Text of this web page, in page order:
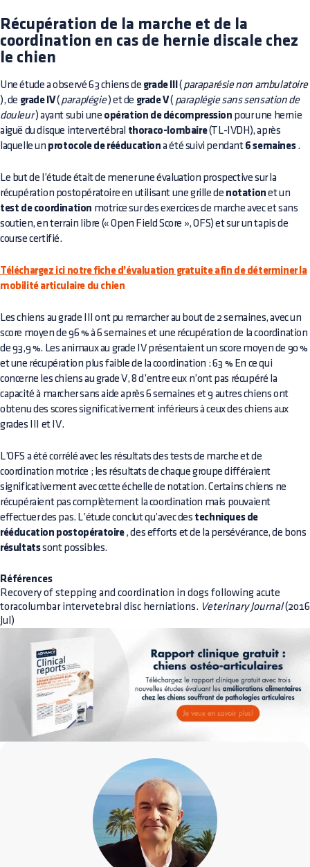
Récupération de la marche et de la
coordination en cas de hernie discale chez
le chien
Une étude a observé 63 chiens de grade III ( paraparésie non ambulatoire
), de grade IV( paraplégie) et de grade V( paraplégie sans sensation de
douleur) ayant subi une opération de décompression pour une hernie
aiguë du disque intervertébral thoraco-lombaire(TL-IVDH), après
laquelle un protocole de rééducation a été suivi pendant 6 semaines.
Le but de l’étude était de mener une évaluation prospective sur la
récupération postopératoire en utilisant une grille de notation et un
test de coordination motrice sur des exercices de marche avec et sans
soutien, en terrain libre (« Open Field Score », OFS) et sur un tapis de
course certifié.
Téléchargez ici notre fiche d’évaluation gratuite afin de déterminer la
mobilité articulaire du chien
Les chiens au grade III ont pu remarcher au bout de 2 semaines, avec un
score moyen de 96 % à 6 semaines et une récupération de la coordination
de 93,9 %. Les animaux au grade IV présentaient un score moyen de 90 %
et une récupération plus faible de la coordination : 63 % En ce qui
concerne les chiens au grade V, 8 d’entre eux n’ont pas récupéré la
capacité à marcher sans aide après 6 semaines et 9 autres chiens ont
obtenu des scores significativement inférieurs à ceux des chiens aux
grades III et IV.
L’OFS a été corrélé avec les résultats des tests de marche et de
coordination motrice ; les résultats de chaque groupe différaient
significativement avec cette échelle de notation. Certains chiens ne
récupéraient pas complètement la coordination mais pouvaient
effectuer des pas. L’étude conclut qu’avec des techniques de
rééducation postopératoire, des efforts et de la persévérance, de bons
résultatssont possibles.
Références
Recovery of stepping and coordination in dogs following acute
toracolumbar intervetebral disc herniations. Veterinary Journal(2016
Jul)